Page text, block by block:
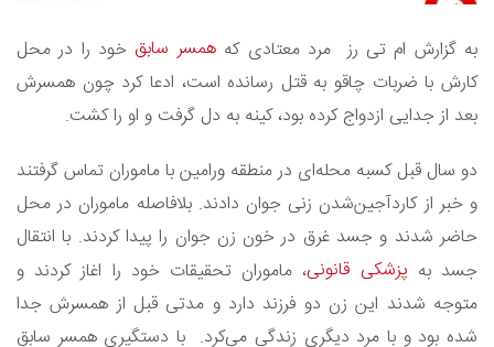
به گزارش ام تی رز مرد معتادی کههمسر سابقخود را در محل
کارش با ضربات چاقو به قتل رسانده ‌‌است، ادعا کرد چون همسرش
بعد از جدایی ازدواج کرده‌ بود، کینه به دل گرفت و او را کشت.
دو سال قبل کسبه محله‌ای در منطقه ورامین با ماموران تماس گرفتند
و خبر از کارد‌آجین‌شدن زنی جوان دادند. بلافاصله ماموران در محل
حاضر شدند و جسد غرق در خون زن جوان را پیدا کردند. با انتقال
جسد به پزشکی قانونی، ماموران تحقیقات خود را اغاز کردند و
متوجه شدند این زن دو فرزند دارد و مدتی قبل از همسرش جدا
شده بود و با مرد دیگری زندگی می‌کرد. با دستگیری همسر سابق